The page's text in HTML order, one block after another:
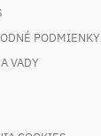
PODMIENKY
VADY